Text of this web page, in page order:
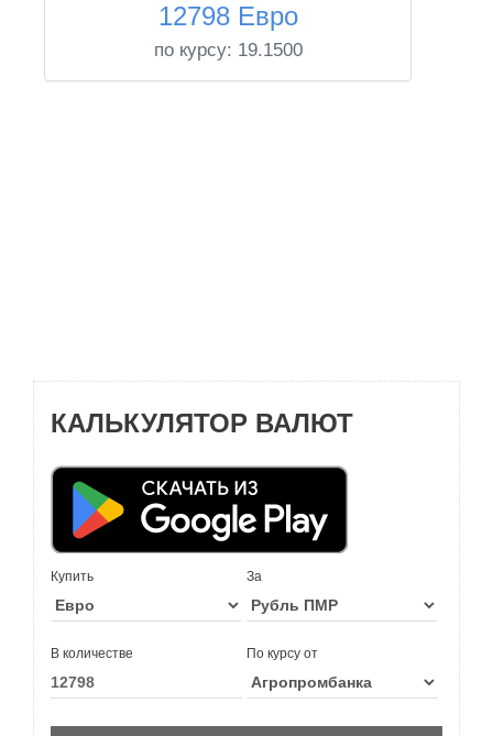
12798 Евро
по курсу: 19.1500
КАЛЬКУЛЯТОР ВАЛЮТ
Купить За
В количестве По курсу от